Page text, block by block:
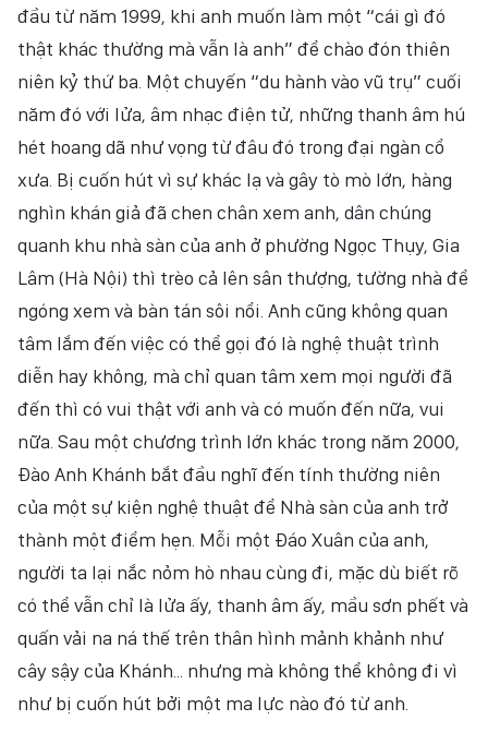
đầu từ năm 1999, khi anh muốn làm một “cái gì đó
thật khác thường mà vẫn là anh” để chào đón thiên
niên kỷ thứ ba. Một chuyến “du hành vào vũ trụ” cuối
năm đó với lửa, âm nhạc điện tử, những thanh âm hú
hét hoang dã như vọng từ đâu đó trong đại ngàn cổ
xưa. Bị cuốn hút vì sự khác lạ và gây tò mò lớn, hàng
nghìn khán giả đã chen chân xem anh, dân chúng
quanh khu nhà sàn của anh ở phường Ngọc Thụy, Gia
Lâm (Hà Nội) thì trèo cả lên sân thượng, tường nhà để
ngóng xem và bàn tán sôi nổi. Anh cũng không quan
tâm lắm đến việc có thể gọi đó là nghệ thuật trình
diễn hay không, mà chỉ quan tâm xem mọi người đã
đến thì có vui thật với anh và có muốn đến nữa, vui
nữa. Sau một chương trình lớn khác trong năm 2000,
Đào Anh Khánh bắt đầu nghĩ đến tính thường niên
của một sự kiện nghệ thuật để Nhà sàn của anh trở
thành một điểm hẹn. Mỗi một Đáo Xuân của anh,
người ta lại nắc nỏm hò nhau cùng đi, mặc dù biết rõ
có thể vẫn chỉ là lửa ấy, thanh âm ấy, mầu sơn phết và
quấn vải na ná thế trên thân hình mảnh khảnh như
cây sậy của Khánh... nhưng mà không thể không đi vì
như bị cuốn hút bởi một ma lực nào đó từ anh.